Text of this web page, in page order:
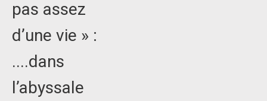
pas assez
d’une vie » :
....dans
l’abyssale